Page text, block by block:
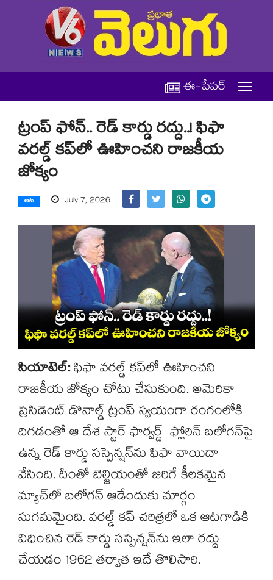
ఈ-పేపర్
ట్రంప్‌ ఫోన్‌.. రెడ్‌ కార్డు రద్దు..! ఫిఫా
వరల్డ్‌ కప్‌లో ఊహించని రాజకీయ
జోక్యం
ఆట July 7, 2026
సియాటెల్‌:ఫిఫా వరల్డ్‌ కప్‌లో ఊహించని
రాజకీయ జోక్యం చోటు చేసుకుంది. అమెరికా
ప్రెసిడెంట్‌ డొనాల్డ్‌ ట్రంప్‌ స్వయంగా రంగంలోకి
దిగడంతో ఆ దేశ స్టార్‌ ఫార్వర్డ్‌ ఫ్లోరిన్‌ బలోగన్‌పై
ఉన్న రెడ్‌ కార్డు సస్పెన్షన్‌ను ఫిఫా వాయిదా
వేసింది. దీంతో బెల్జియంతో జరిగే కీలకమైన
మ్యాచ్‌లో బలోగన్‌ ఆడేందుకు మార్గం
సుగమమైంది. వరల్డ్‌ కప్‌ చరిత్రలో ఒక ఆటగాడికి
విధించిన రెడ్‌ కార్డు సస్పెన్షన్‌ను ఇలా రద్దు
చేయడం 1962 తర్వాత ఇదే తొలిసారి.